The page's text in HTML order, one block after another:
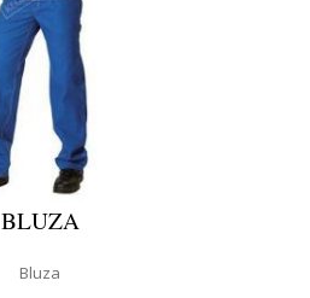
BLUZA
Bluza